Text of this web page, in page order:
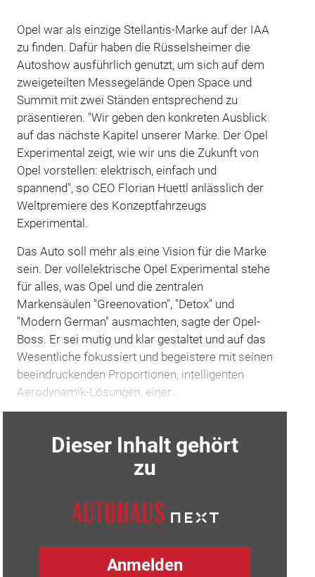
Opel war als einzige Stellantis-Marke auf der IAA
zu finden. Dafür haben die Rüsselsheimer die
Autoshow ausführlich genutzt, um sich auf dem
zweigeteilten Messegelände Open Space und
Summit mit zwei Ständen entsprechend zu
präsentieren. "Wir geben den konkreten Ausblick
auf das nächste Kapitel unserer Marke. Der Opel
Experimental zeigt, wie wir uns die Zukunft von
Opel vorstellen: elektrisch, einfach und
spannend", so CEO Florian Huettl anlässlich der
Weltpremiere des Konzeptfahrzeugs
Experimental.
Das Auto soll mehr als eine Vision für die Marke
sein. Der vollelektrische Opel Experimental stehe
für alles, was Opel und die zentralen
Markensäulen "Greenovation", "Detox" und
"Modern German" ausmachten, sagte der Opel-
Boss. Er sei mutig und klar gestaltet und auf das
Wesentliche fokussiert und begeistere mit seinen
beeindruckenden Proportionen, intelligenten
Aerodynamik-Lösungen, ­einer…
Dieser Inhalt gehört
zu
Anmelden